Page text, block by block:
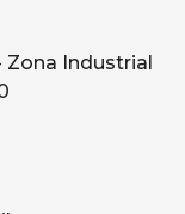
Zona Industrial